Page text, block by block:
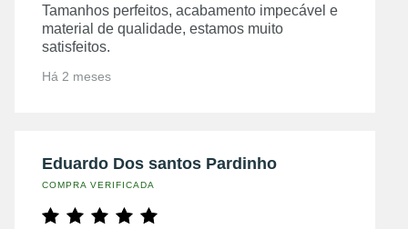
Tamanhos perfeitos, acabamento impecável e
material de qualidade, estamos muito
satisfeitos.
Há 2 meses
Eduardo Dos santos Pardinho
COMPRA VERIFICADA